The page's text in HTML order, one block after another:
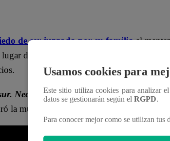
de ser juzgada por su familiaal
de decirles la verdad sobre su escapada
Necesito buscar nuevos proveedores.
la mujer.
Usamos cookies para
Este sitio utiliza cookies para analizar
datos se gestionarán según el RGPD.
Para conocer mejor como se utilizan tus